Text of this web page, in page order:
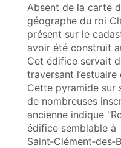
Absent de la carte
géographe du roi
présent sur le
avoir été construit
Cet édifice servait
traversant
Cette pyramide sur
de nombreuses
ancienne indique
édifice semblable à